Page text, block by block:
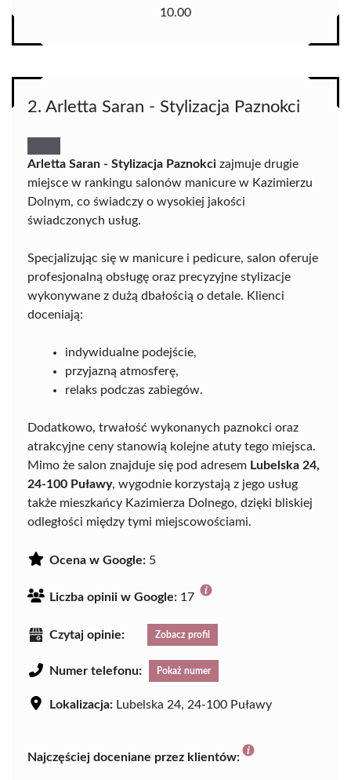
10.00
2. Arletta Saran - Stylizacja Paznokci
Arletta Saran - Stylizacja Paznokci zajmuje drugie
miejsce w rankingu salonów manicure w Kazimierzu
Dolnym, co świadczy o wysokiej jakości
świadczonych usług.
Specjalizując się w manicure i pedicure, salon oferuje
profesjonalną obsługę oraz precyzyjne stylizacje
wykonywane z dużą dbałością o detale. Klienci
doceniają:
indywidualne podejście,
przyjazną atmosferę,
relaks podczas zabiegów.
Dodatkowo, trwałość wykonanych paznokci oraz
atrakcyjne ceny stanowią kolejne atuty tego miejsca.
Mimo że salon znajduje się pod adresem Lubelska 24,
24-100 Puławy, wygodnie korzystają z jego usług
także mieszkańcy Kazimierza Dolnego, dzięki bliskiej
odległości między tymi miejscowościami.
Ocena w Google: 5
Liczba opinii w Google: 17
Czytaj opinie: Zobacz profil
Numer telefonu: Pokaż numer
Lokalizacja: Lubelska 24, 24-100 Puławy
Najczęściej doceniane przez klientów: